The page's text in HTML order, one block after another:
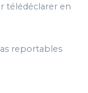
télédéclarer en
reportables